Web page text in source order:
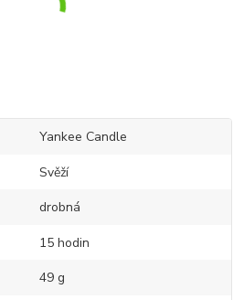
Yankee Candle
Svěží
drobná
15 hodin
49 g